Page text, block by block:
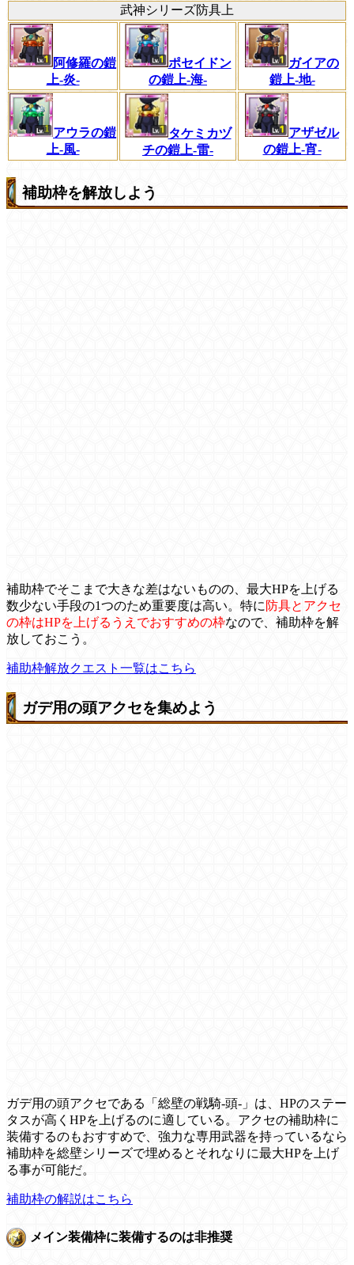
武神シリーズ防具上
阿修羅の鎧
上-炎-
ポセイドン
の鎧上-海-
ガイアの
鎧上-地-
アウラの鎧
上-風-
タケミカヅ
チの鎧上-雷-
アザゼル
の鎧上-宵-
補助枠を解放しよう
補助枠でそこまで大きな差はないものの、最大HPを上げる
数少ない手段の1つのため重要度は高い。特に 防具とアクセ
の枠はHPを上げるうえでおすすめの枠なので、補助枠を解
放しておこう。
補助枠解放クエスト一覧はこちら
ガデ用の頭アクセを集めよう
ガデ用の頭アクセである「総壁の戦騎-頭-」は、HPのステー
タスが高くHPを上げるのに適している。アクセの補助枠に
装備するのもおすすめで、強力な専用武器を持っているなら
補助枠を総壁シリーズで埋めるとそれなりに最大HPを上げ
る事が可能だ。
補助枠の解説はこちら
メイン装備枠に装備するのは非推奨